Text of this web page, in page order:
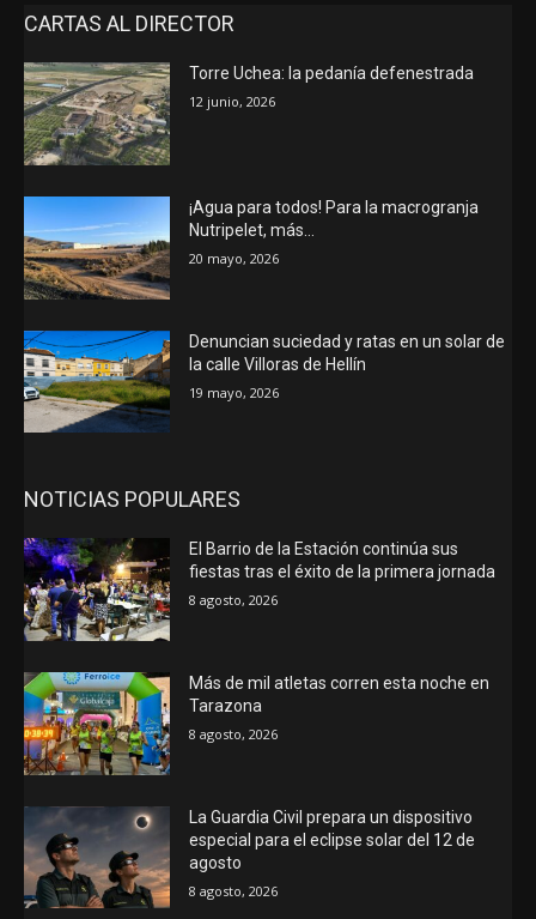
CARTAS AL DIRECTOR
Torre Uchea: la pedanía defenestrada
12 junio, 2026
¡Agua para todos! Para la macrogranja
Nutripelet, más…
20 mayo, 2026
Denuncian suciedad y ratas en un solar de
la calle Villoras de Hellín
19 mayo, 2026
NOTICIAS POPULARES
El Barrio de la Estación continúa sus
fiestas tras el éxito de la primera jornada
8 agosto, 2026
Más de mil atletas corren esta noche en
Tarazona
8 agosto, 2026
La Guardia Civil prepara un dispositivo
especial para el eclipse solar del 12 de
agosto
8 agosto, 2026